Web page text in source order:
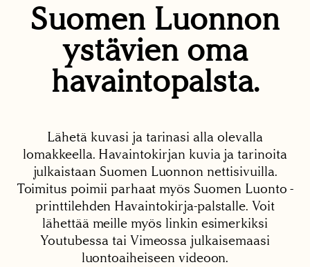
Suomen Luonnon
ystävien oma
havaintopalsta.
Lähetä kuvasi ja tarinasi alla olevalla
lomakkeella. Havaintokirjan kuvia ja tarinoita
julkaistaan Suomen Luonnon nettisivuilla.
Toimitus poimii parhaat myös Suomen Luonto -
printtilehden Havaintokirja-palstalle. Voit
lähettää meille myös linkin esimerkiksi
Youtubessa tai Vimeossa julkaisemaasi
luontoaiheiseen videoon.